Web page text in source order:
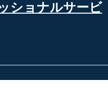
ショナルサービ